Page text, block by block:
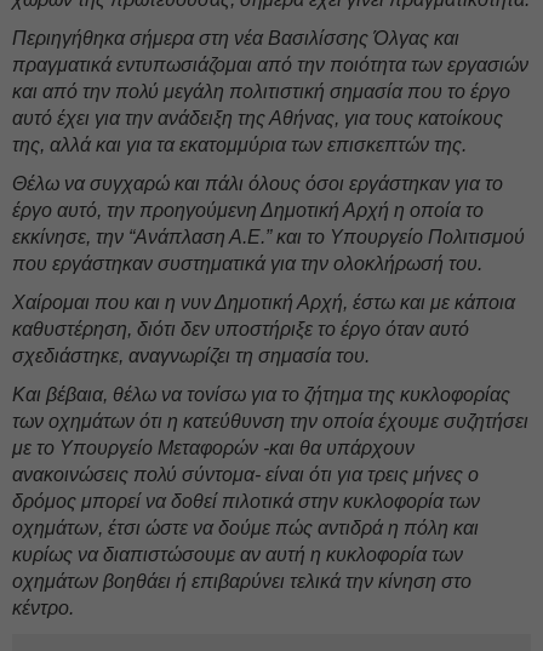
Περιηγήθηκα σήμερα στη νέα Βασιλίσσης Όλγας και
πραγματικά εντυπωσιάζομαι από την ποιότητα των εργασιών
και από την πολύ μεγάλη πολιτιστική σημασία που το έργο
αυτό έχει για την ανάδειξη της Αθήνας, για τους κατοίκους
της, αλλά και για τα εκατομμύρια των επισκεπτών της.
Θέλω να συγχαρώ και πάλι όλους όσοι εργάστηκαν για το
έργο αυτό, την προηγούμενη Δημοτική Αρχή η οποία το
εκκίνησε, την “Ανάπλαση Α.Ε.” και το Υπουργείο Πολιτισμού
που εργάστηκαν συστηματικά για την ολοκλήρωσή του.
Χαίρομαι που και η νυν Δημοτική Αρχή, έστω και με κάποια
καθυστέρηση, διότι δεν υποστήριξε το έργο όταν αυτό
σχεδιάστηκε, αναγνωρίζει τη σημασία του.
Και βέβαια, θέλω να τονίσω για το ζήτημα της κυκλοφορίας
των οχημάτων ότι η κατεύθυνση την οποία έχουμε συζητήσει
με το Υπουργείο Μεταφορών -και θα υπάρχουν
ανακοινώσεις πολύ σύντομα- είναι ότι για τρεις μήνες ο
δρόμος μπορεί να δοθεί πιλοτικά στην κυκλοφορία των
οχημάτων, έτσι ώστε να δούμε πώς αντιδρά η πόλη και
κυρίως να διαπιστώσουμε αν αυτή η κυκλοφορία των
οχημάτων βοηθάει ή επιβαρύνει τελικά την κίνηση στο
κέντρο.